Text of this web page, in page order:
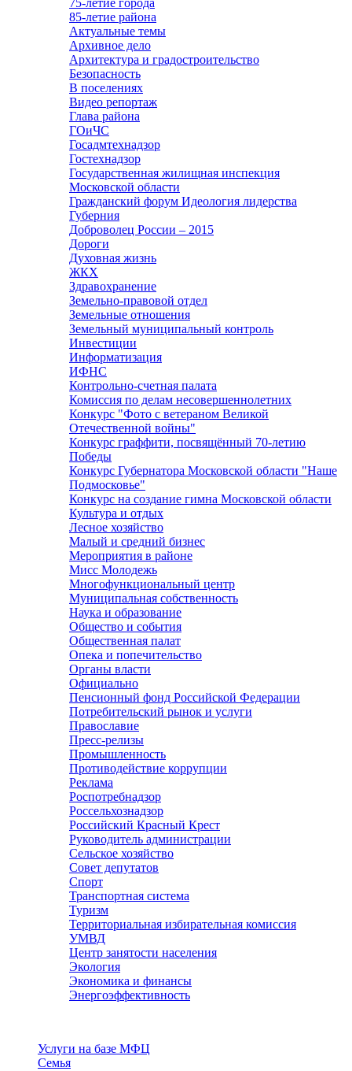
75-летие города
85-летие района
Актуальные темы
Архивное дело
Архитектура и градостроительство
Безопасность
В поселениях
Видео репортаж
Глава района
ГОиЧС
Госадмтехнадзор
Гостехнадзор
Государственная жилищная инспекция
Московской области
Гражданский форум Идеология лидерства
Губерния
Доброволец России – 2015
Дороги
Духовная жизнь
ЖКХ
Здравохранение
Земельно-правовой отдел
Земельные отношения
Земельный муниципальный контроль
Инвестиции
Информатизация
ИФНС
Контрольно-счетная палата
Комиссия по делам несовершеннолетних
Конкурс "Фото с ветераном Великой
Отечественной войны"
Конкурс граффити, посвящённый 70-летию
Победы
Конкурс Губернатора Московской области "Наше
Подмосковье"
Конкурс на создание гимна Московской области
Культура и отдых
Лесное хозяйство
Малый и средний бизнес
Мероприятия в районе
Мисс Молодежь
Многофункциональный центр
Муниципальная собственность
Наука и образование
Общество и события
Общественная палат
Опека и попечительство
Органы власти
Официально
Пенсионный фонд Российской Федерации
Потребительский рынок и услуги
Православие
Пресс-релизы
Промышленность
Противодействие коррупции
Реклама
Роспотребнадзор
Россельхознадзор
Российский Красный Крест
Руководитель администрации
Сельское хозяйство
Совет депутатов
Спорт
Транспортная система
Туризм
Территориальная избирательная комиссия
УМВД
Центр занятости населения
Экология
Экономика и финансы
Энергоэффективность
Услуги на базе МФЦ
Семья